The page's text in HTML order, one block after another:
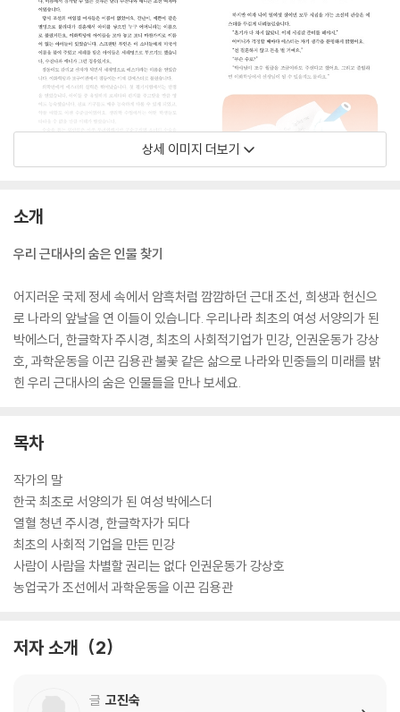
상세 이미지 더보기
소개
우리 근대사의 숨은 인물 찾기
어지러운 국제 정세 속에서 암흑처럼 깜깜하던 근대 조선, 희생과 헌신으
로 나라의 앞날을 연 이들이 있습니다. 우리나라 최초의 여성 서양의가 된
박에스더, 한글학자 주시경, 최초의 사회적기업가 민강, 인권운동가 강상
호, 과학운동을 이끈 김용관 불꽃 같은 삶으로 나라와 민중들의 미래를 밝
힌 우리 근대사의 숨은 인물들을 만나 보세요.
목차
작가의 말
한국 최초로 서양의가 된 여성 박에스더
열혈 청년 주시경, 한글학자가 되다
최초의 사회적 기업을 만든 민강
사람이 사람을 차별할 권리는 없다 인권운동가 강상호
농업국가 조선에서 과학운동을 이끈 김용관
저자 소개 2
글 고진숙